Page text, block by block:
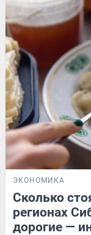
ЭКОНОМИКА
Сколько
регионах
дорогие —